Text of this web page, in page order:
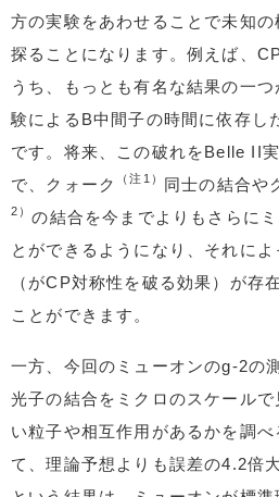
方の実験をあわせることで未知の
探ることになります。例えば、
うち、もっとも有名な結果の一
験によるB中間子の時間に依存し
です。将来、この破れをBelle II
で、クォーク
（注1） 同士の結合や
2） の結合を今までよりもさらに
とができるようになり、それに
（がCP対称性を破る効果）が存
ことができます。
一方、今回のミューオンのg-2の
光子の結合をミクロのスケール
い粒子や相互作用があるかを調
て、理論予想よりも誤差の4.2倍